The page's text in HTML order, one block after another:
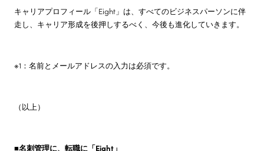
キャリアプロフィール「Eight」は、すべてのビジネスパーソンに伴
走し、キャリア形成を後押しするべく、今後も進化していきます。
※1：名前とメールアドレスの入力は必須です。
（以上）
■名刺管理に、転職に「Eight」